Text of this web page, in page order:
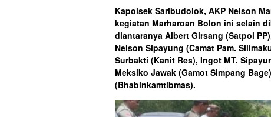
Kapolsek Saribudolok, AKP Nelson
kegiatan Marharoan Bolon ini selain
diantaranya Albert Girsang (Satpol
Nelson Sipayung (Camat Pam.
Surbakti (Kanit Res), Ingot MT.
Meksiko Jawak (Gamot Simpang
(Bhabinkamtibmas).